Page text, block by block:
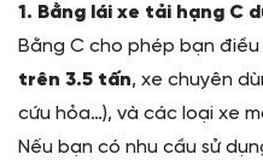
1. Bằng lái xe tải hạng C
Bằng C cho phép bạn điều
trên 3.5 tấn, xe chuyên
cứu hỏa…), và các loại xe
Nếu bạn có nhu cầu sử